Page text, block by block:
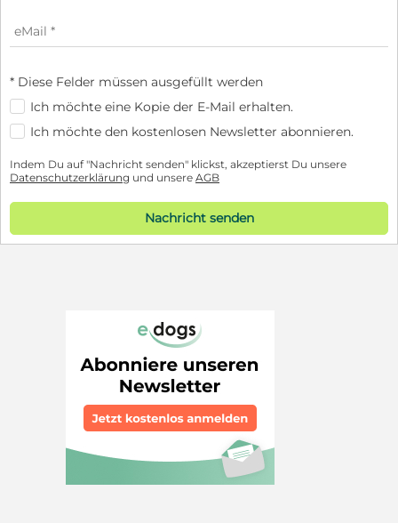
* Diese Felder müssen ausgefüllt werden
Ich möchte eine Kopie der E-Mail erhalten.
Ich möchte den kostenlosen Newsletter abonnieren.
Indem Du auf "Nachricht senden" klickst, akzeptierst Du unsere
Datenschutzerklärung und unsere AGB
Nachricht senden